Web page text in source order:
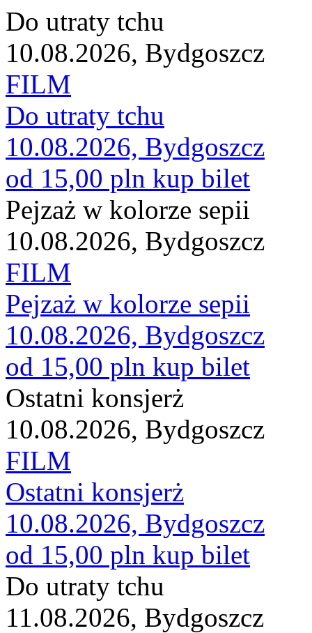
Do utraty tchu
10.08.2026, Bydgoszcz
FILM
Do utraty tchu
10.08.2026, Bydgoszcz
od 15,00 pln kup bilet
Pejzaż w kolorze sepii
10.08.2026, Bydgoszcz
FILM
Pejzaż w kolorze sepii
10.08.2026, Bydgoszcz
od 15,00 pln kup bilet
Ostatni konsjerż
10.08.2026, Bydgoszcz
FILM
Ostatni konsjerż
10.08.2026, Bydgoszcz
od 15,00 pln kup bilet
Do utraty tchu
11.08.2026, Bydgoszcz